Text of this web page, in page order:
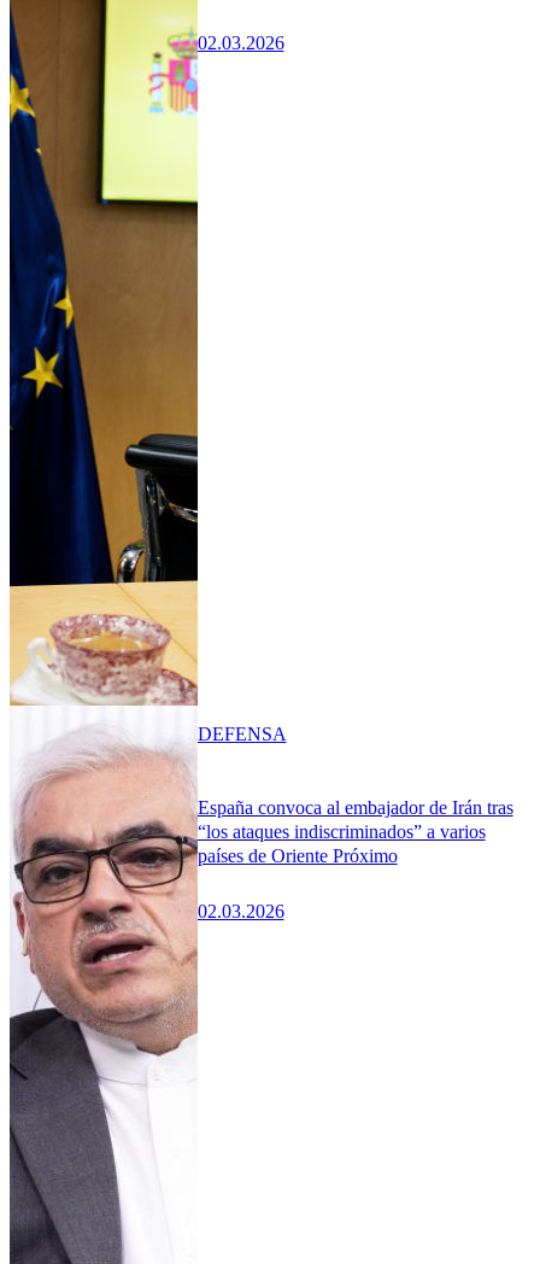
02.03.2026
España convoca al embajador de Irán tras
“los ataques indiscriminados” a varios
países de Oriente Próximo
02.03.2026
DEFENSA